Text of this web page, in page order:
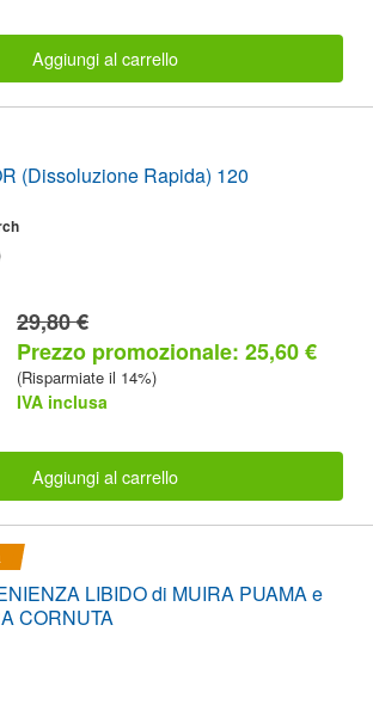
Aggiungi al carrello
(Dissoluzione Rapida) 120
29,80 €
Prezzo promozionale: 25,60 €
(Risparmiate il 14%)
IVA inclusa
Aggiungi al carrello
LIBIDO di MUIRA PUAMA e
CORNUTA